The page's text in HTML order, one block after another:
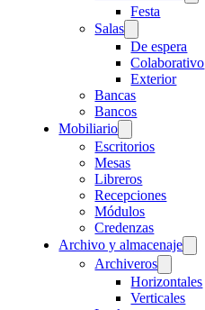
Festa
Salas
De espera
Colaborativo
Exterior
Bancas
Bancos
Mobiliario
Escritorios
Mesas
Libreros
Recepciones
Módulos
Credenzas
Archivo y almacenaje
Archiveros
Horizontales
Verticales